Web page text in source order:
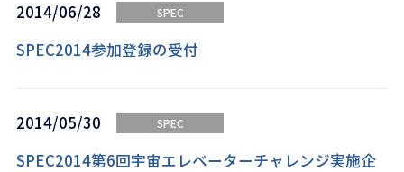
2014/06/28 SPEC
SPEC2014参加登録の受付
2014/05/30 SPEC
SPEC2014第6回宇宙エレベーターチャレンジ実施企